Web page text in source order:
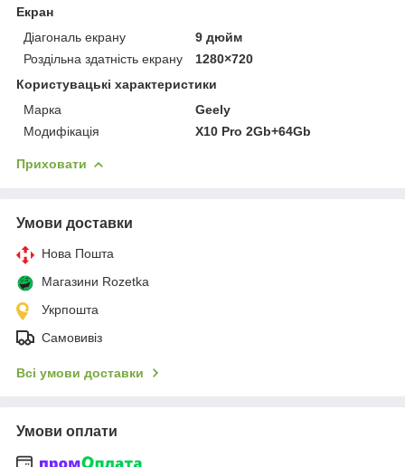
Екран
Діагональ екрану
9 дюйм
Роздільна здатність екрану
1280×720
Користувацькі характеристики
Марка
Geely
Модифікація
X10 Pro 2Gb+64Gb
Приховати
Умови доставки
Нова Пошта
Магазини Rozetka
Укрпошта
Самовивіз
Всі умови доставки
Умови оплати